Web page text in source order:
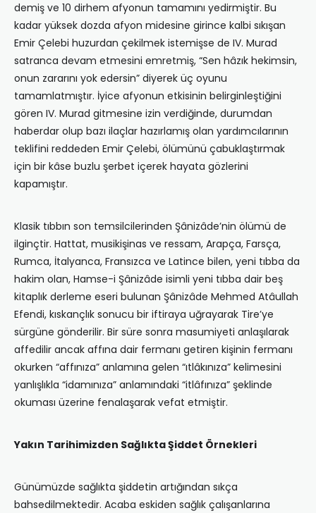
demiş ve 10 dirhem afyonun tamamını yedirmiştir. Bu
kadar yüksek dozda afyon midesine girince kalbi sıkışan
Emir Çelebi huzurdan çekilmek istemişse de IV. Murad
satranca devam etmesini emretmiş, “Sen hâzık hekimsin,
onun zararını yok edersin” diyerek üç oyunu
tamamlatmıştır. İyice afyonun etkisinin belirginleştiğini
gören IV. Murad gitmesine izin verdiğinde, durumdan
haberdar olup bazı ilaçlar hazırlamış olan yardımcılarının
teklifini reddeden Emir Çelebi, ölümünü çabuklaştırmak
için bir kâse buzlu şerbet içerek hayata gözlerini
kapamıştır.
Klasik tıbbın son temsilcilerinden Şânizâde’nin ölümü de
ilginçtir. Hattat, musikişinas ve ressam, Arapça, Farsça,
Rumca, İtalyanca, Fransızca ve Latince bilen, yeni tıbba da
hakim olan, Hamse-i Şânizâde isimli yeni tıbba dair beş
kitaplık derleme eseri bulunan Şânizâde Mehmed Atâullah
Efendi, kıskançlık sonucu bir iftiraya uğrayarak Tire’ye
sürgüne gönderilir. Bir süre sonra masumiyeti anlaşılarak
affedilir ancak affına dair fermanı getiren kişinin fermanı
okurken “affınıza” anlamına gelen “ıtlâkınıza” kelimesini
yanlışlıkla “idamınıza” anlamındaki “itlâfınıza” şeklinde
okuması üzerine fenalaşarak vefat etmiştir.
Yakın Tarihimizden Sağlıkta Şiddet Örnekleri
Günümüzde sağlıkta şiddetin artığından sıkça
bahsedilmektedir. Acaba eskiden sağlık çalışanlarına